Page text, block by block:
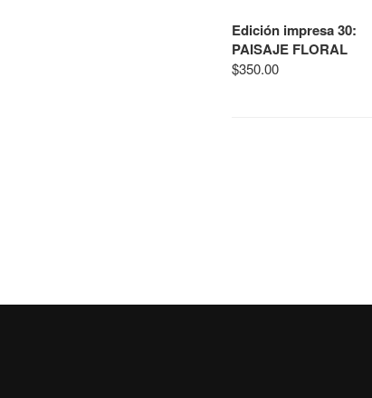
Edición impresa 30:
PAISAJE FLORAL
$350.00